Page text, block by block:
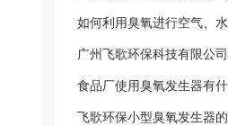
如何利用臭氧进行空气、
食品厂使用臭氧发生器有
飞歌环保小型臭氧发生器